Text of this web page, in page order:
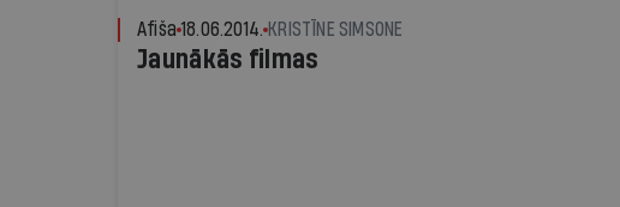
Afiša 18.06.2014. KRISTĪNE SIMSONE
Jaunākās filmas